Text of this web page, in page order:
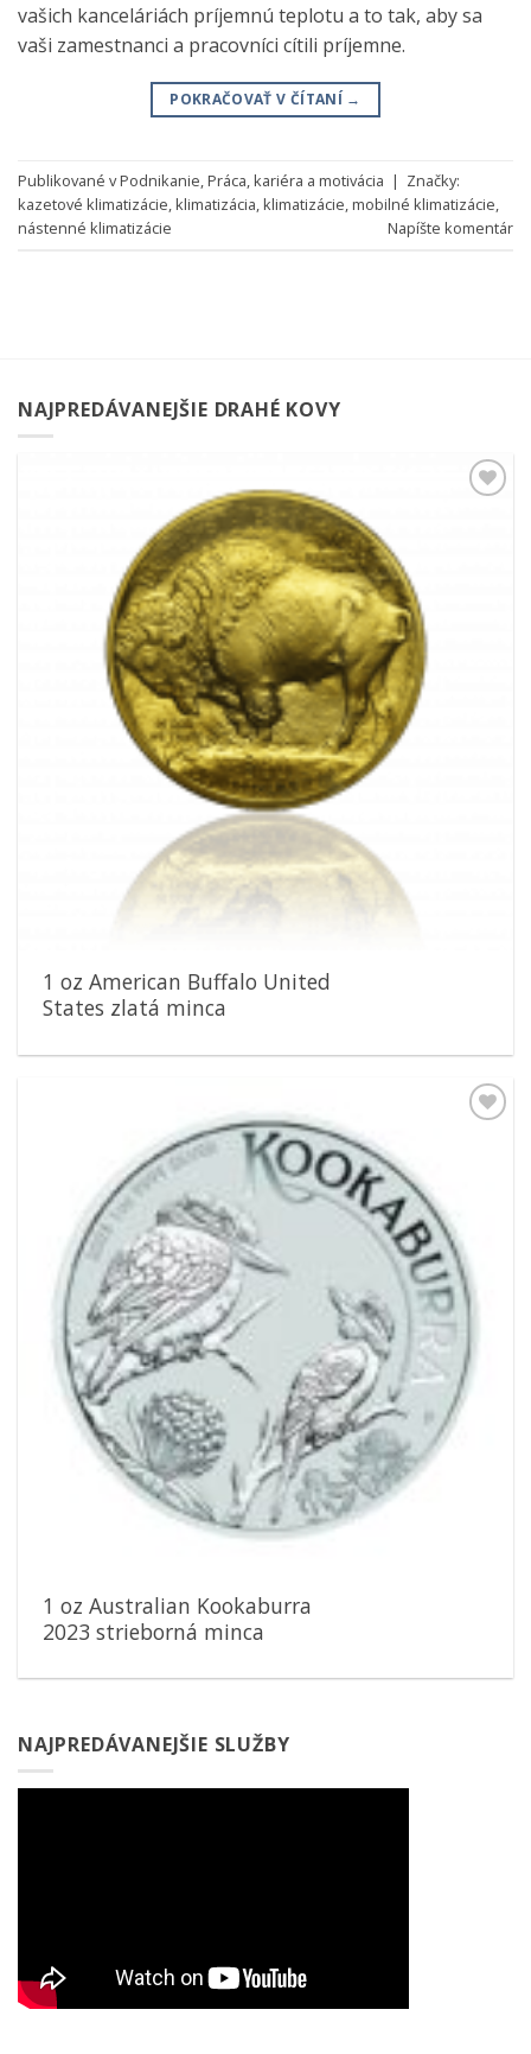
vašich kanceláriách príjemnú teplotu a to tak, aby sa
vaši zamestnanci a pracovníci cítili príjemne.
POKRAČOVAŤ V ČÍTANÍ →
Publikované vPodnikanie,Práca, kariéra a motivácia | Značky:
kazetové klimatizácie,klimatizácia,klimatizácie,mobilné klimatizácie,
nástenné klimatizácie
Napíšte komentár
NAJPREDÁVANEJŠIE DRAHÉ KOVY
1 oz American Buffalo United
States zlatá minca
1 oz Australian Kookaburra
2023 strieborná minca
NAJPREDÁVANEJŠIE SLUŽBY